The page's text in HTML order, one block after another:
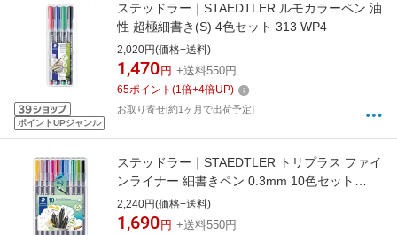
ポイントUPジャンル
ステッドラー｜STAEDTLER ルモカラーペン 油
性 超極細書き(S) 4色セット 313 WP4
2,020円(価格+送料)
1,470 円 +送料550円
65ポイント (1倍+4倍UP)
お取り寄せ[約1ヶ月で出荷予定]
ステッドラー｜STAEDTLER トリプラス ファイ
ンライナー 細書きペン 0.3mm 10色セット
334-SB10
2,240円(価格+送料)
1,690 円 +送料550円